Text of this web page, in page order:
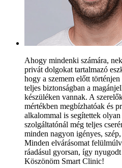
Ahogy mindenki számára,
privát dolgokat tartalmazó
hogy a szemem előtt
teljes biztonságban a
készüléken vannak. A
mértékben megbízhatóak és
alkalommal is segítettek
szolgáltatónál még teljes
minden nagyon igényes,
Minden elvárásomat
ráadásul gyorsan, így
Köszönöm Smart Clinic!